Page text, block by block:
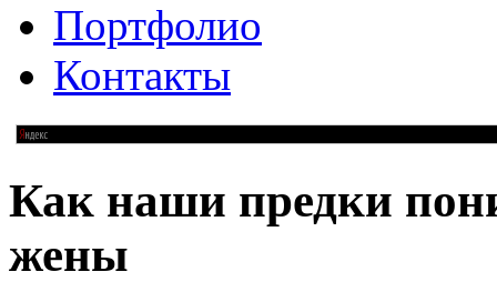
Портфолио
Контакты
Как наши предки
жены